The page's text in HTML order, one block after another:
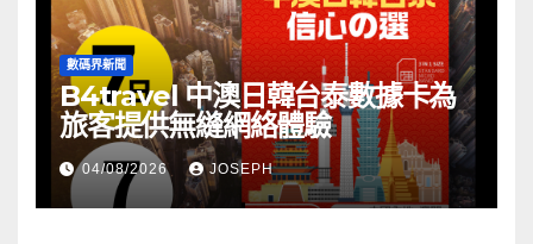
數碼界新聞
B4travel 中澳日韓台泰數據卡為
旅客提供無縫網絡體驗
04/08/2026 JOSEPH